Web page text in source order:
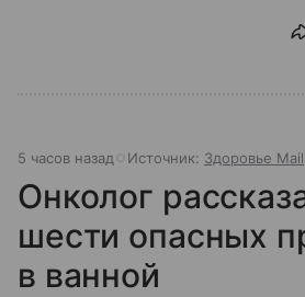
5 часов назад Источник: Здоровье Mail
Онколог
шести опасных
в ванной